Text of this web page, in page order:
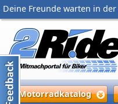
Deine Freunde warten in der
Motorradkatalog